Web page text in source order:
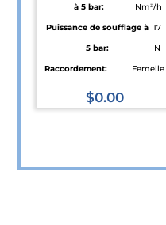
à 5 bar:
Nm³/h
Puissance de soufflage à
5 bar:
17
N
Raccordement:
Femelle
$0.00